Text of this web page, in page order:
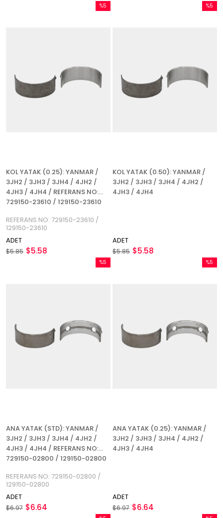
KOL YATAK (0.25): YANMAR /
3JH2 / 3JH3 / 3JH4 / 4JH2 /
4JH3 / 4JH4 / REFERANS NO:
729150-23610 / 129150-23610
REFERANS NO: 729150-23610 /
129150-23610
ADET
$5.58
$5.85
%5
KOL YATAK (0.50): YANMAR /
3JH2 / 3JH3 / 3JH4 / 4JH2 /
4JH3 / 4JH4
ADET
$5.58
$5.85
%5
ANA YATAK (STD): YANMAR /
3JH2 / 3JH3 / 3JH4 / 4JH2 /
4JH3 / 4JH4 / REFERANS NO:
729150-02800 / 129150-02800
REFERANS NO: 729150-02800 /
129150-02800
ADET
$6.64
$6.97
%5
ANA YATAK (0.25): YANMAR /
3JH2 / 3JH3 / 3JH4 / 4JH2 /
4JH3 / 4JH4
ADET
$6.64
$6.97
%5